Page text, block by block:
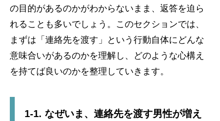
の目的があるのかがわからないまま、返答を迫ら
れることも多いでしょう。このセクションでは、
まずは「連絡先を渡す」という行動自体にどんな
意味合いがあるのかを理解し、どのような心構え
を持てば良いのかを整理していきます。
1-1. なぜいま、連絡先を渡す男性が増え